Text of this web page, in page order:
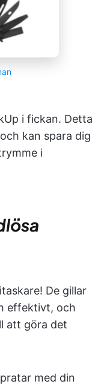
i fickan. Detta
kan spara dig
i
De gillar
effektivt, och
att göra det
med din